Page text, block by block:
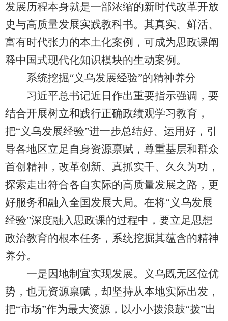
发展历程本身就是一部浓缩的新时代改革开放
史与高质量发展实践教科书。其真实、鲜活、
富有时代张力的本土化案例，可成为思政课阐
释中国式现代化知识模块的生动案例。
系统挖掘“义乌发展经验”的精神养分
习近平总书记近日作出重要指示强调，要
结合开展树立和践行正确政绩观学习教育，
把“义乌发展经验”进一步总结好、运用好，引
导各地区立足自身资源禀赋，尊重基层和群众
首创精神，改革创新、真抓实干、久久为功，
探索走出符合各自实际的高质量发展之路，更
好服务和融入全国发展大局。在将“义乌发展
经验”深度融入思政课的过程中，要立足思想
政治教育的根本任务，系统挖掘其蕴含的精神
养分。
一是因地制宜实现发展。义乌既无区位优
势，也无资源禀赋，却坚持从本地实际出发，
把“市场”作为最大资源，以小小拨浪鼓“拨”出